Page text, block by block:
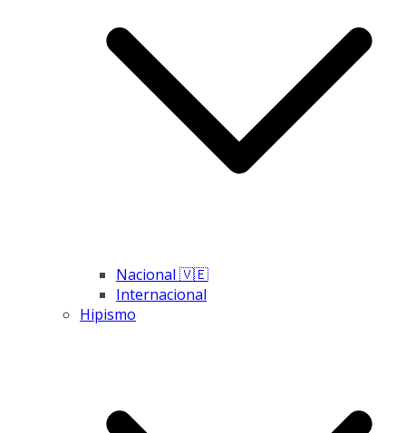
Nacional 🇻🇪
Internacional
Hipismo